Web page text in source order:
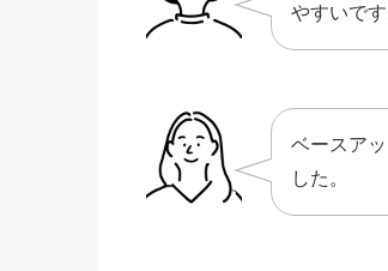
やすいです
ベースア
した。